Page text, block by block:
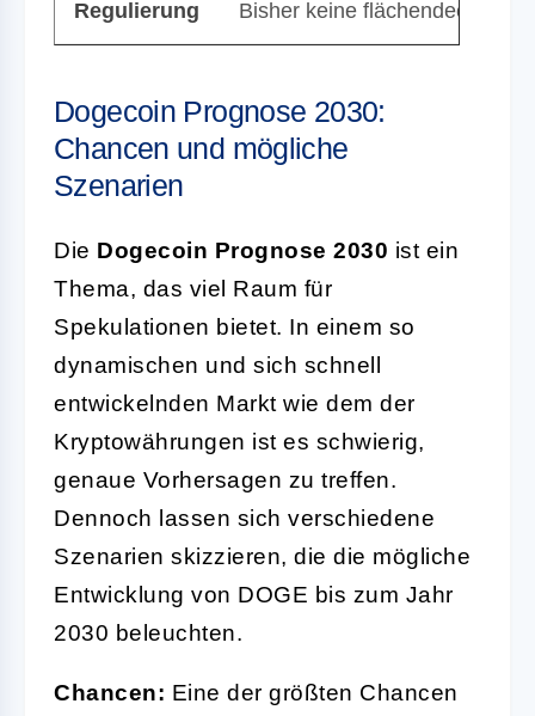
Regulierung Bisher keine
Dogecoin Prognose 2030:
Chancen und mögliche
Szenarien
Die Dogecoin Prognose 2030 ist ein
Thema, das viel Raum für
Spekulationen bietet. In einem so
dynamischen und sich schnell
entwickelnden Markt wie dem der
Kryptowährungen ist es schwierig,
genaue Vorhersagen zu treffen.
Dennoch lassen sich verschiedene
Szenarien skizzieren, die die mögliche
Entwicklung von DOGE bis zum Jahr
2030 beleuchten.
Chancen: Eine der größten Chancen